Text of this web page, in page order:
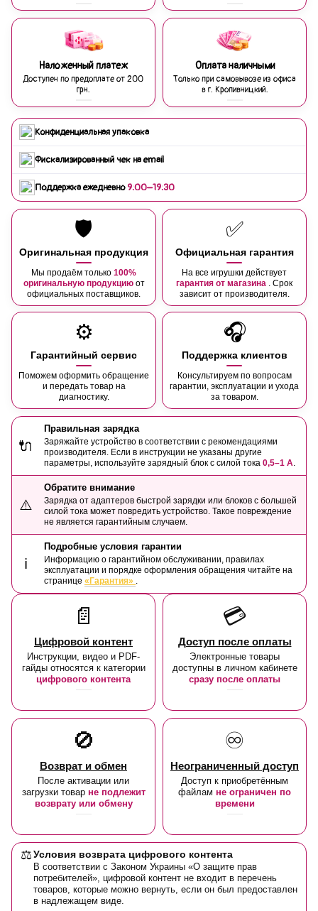
Наложенный платеж
Доступен по предоплате от 200
грн.
Оплата наличными
Только при самовывозе из офиса
в г. Кропивницкий.
Конфиденциальная упаковка
Фискализированный чек на email
Поддержка ежедневно9:00–19:30
🛡️
Оригинальная продукция
Мы продаём только 100%
оригинальную продукцию от
официальных поставщиков.
✅
Официальная гарантия
На все игрушки действует
гарантия от магазина . Срок
зависит от производителя.
⚙️
Гарантийный сервис
Поможем оформить обращение
и передать товар на
диагностику.
🎧
Поддержка клиентов
Консультируем по вопросам
гарантии, эксплуатации и ухода
за товаром.
🔌
Правильная зарядка
Заряжайте устройство в соответствии с рекомендациями
производителя. Если в инструкции не указаны другие
параметры, используйте зарядный блок с силой тока 0,5–1 А.
⚠️
Обратите внимание
Зарядка от адаптеров быстрой зарядки или блоков с большей
силой тока может повредить устройство. Такое повреждение
не является гарантийным случаем.
ℹ️
Подробные условия гарантии
Информацию о гарантийном обслуживании, правилах
эксплуатации и порядке оформления обращения читайте на
странице «Гарантия» .
📄
Цифровой контент
Инструкции, видео и PDF-
гайды относятся к категории
цифрового контента
💳
Доступ после оплаты
Электронные товары
доступны в личном кабинете
сразу после оплаты
🚫
Возврат и обмен
После активации или
загрузки товар не подлежит
возврату или обмену
♾️
Неограниченный доступ
Доступ к приобретённым
файлам не ограничен по
времени
⚖️Условия возврата цифрового контента
В соответствии с Законом Украины «О защите прав
потребителей», цифровой контент не входит в перечень
товаров, которые можно вернуть, если он был предоставлен
в надлежащем виде.